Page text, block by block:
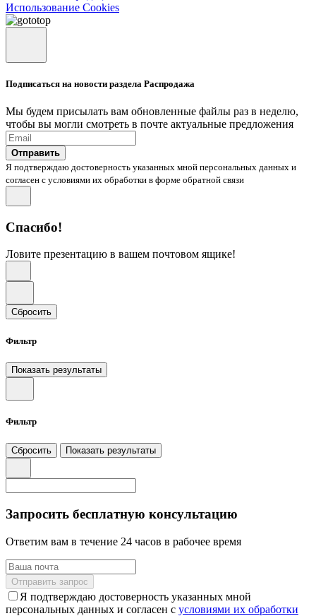
Использование Cookies
Подписаться на новости раздела Распродажа
Мы будем присылать вам обновленные файлы раз в неделю,
чтобы вы могли смотреть в почте актуальные предложения
Отправить
Я подтверждаю достоверность указанных мной персональных данных и
согласен с условиями их обработки в форме обратной связи
Спасибо!
Ловите презентацию в вашем почтовом ящике!
Сбросить
Фильтр
Показать результаты
Фильтр
Сбросить Показать результаты
Запросить бесплатную консультацию
Ответим вам в течение 24 часов в рабочее время
Отправить запрос
Я подтверждаю достоверность указанных мной
персональных данных и согласен с условиями их обработки